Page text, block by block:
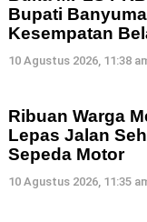
Bupati
Kesempatan
10 Agustus 2026, 11:38
Ribuan Warga
Lepas Jalan
Sepeda Motor
10 Agustus 2026, 11:35